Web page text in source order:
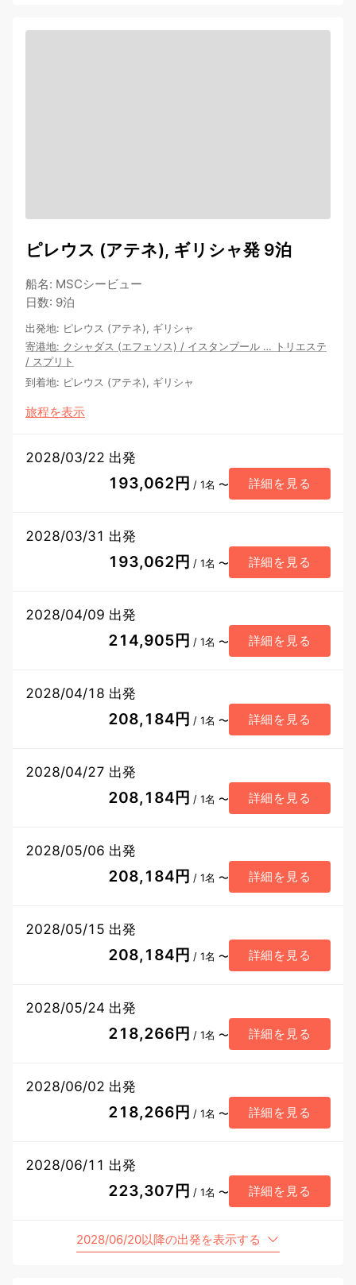
ピレウス (アテネ), ギリシャ発 9泊
船名: MSCシービュー
日数: 9泊
出発地: ピレウス (アテネ), ギリシャ
寄港地: クシャダス (エフェソス) / イスタンブール … トリエステ
/ スプリト
到着地: ピレウス (アテネ), ギリシャ
旅程を表示
2028/03/22 出発
193,062円 / 1名 〜 詳細を見る
2028/03/31 出発
193,062円 / 1名 〜 詳細を見る
2028/04/09 出発
214,905円 / 1名 〜 詳細を見る
2028/04/18 出発
208,184円 / 1名 〜 詳細を見る
2028/04/27 出発
208,184円 / 1名 〜 詳細を見る
2028/05/06 出発
208,184円 / 1名 〜 詳細を見る
2028/05/15 出発
208,184円 / 1名 〜 詳細を見る
2028/05/24 出発
218,266円 / 1名 〜 詳細を見る
2028/06/02 出発
218,266円 / 1名 〜 詳細を見る
2028/06/11 出発
223,307円 / 1名 〜 詳細を見る
2028/06/20以降の出発を表示する